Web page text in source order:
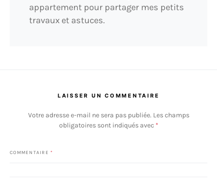
appartement pour partager mes petits
travaux et astuces.
LAISSER UN COMMENTAIRE
Votre adresse e-mail ne sera pas publiée. Les champs
obligatoires sont indiqués avec *
COMMENTAIRE *